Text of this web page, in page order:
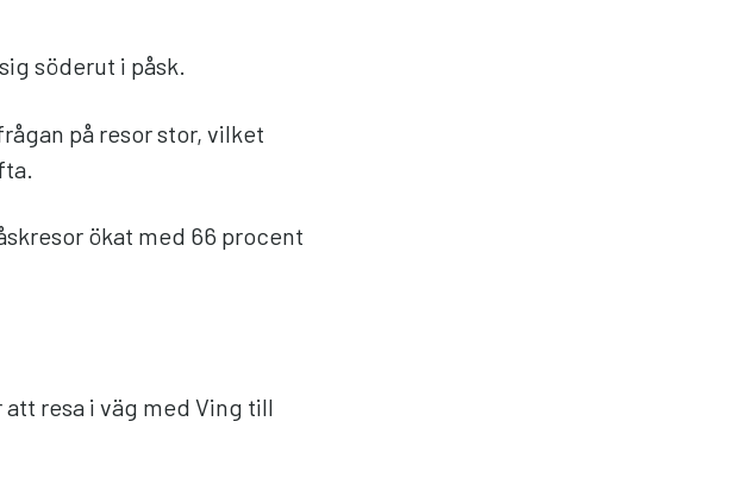
söderut i påsk.
på resor stor, vilket
ökat med 66 procent
resa i väg med Ving till